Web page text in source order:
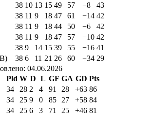
38 10 13 15 49 57 −8
43
38 11 9 18 47 61 −14 42
38 11 9 18 44 50 −6
42
38 11 9 18 47 57 −10 42
38 9 14 15 39 55 −16 41
38 6 11 21 26 60 −34 29
04.06.2026
Pld W D L GF GA GD Pts
34 28 2 4 91 28 +63 86
34 25 9 0 85 27 +58 84
34 25 6 3 71 25 +46 81